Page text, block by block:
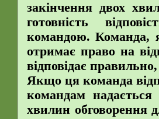
закінчення двох
готовність
командою. Команда,
отримає право на
відповідає
Якщо ця команда
командам
хвилин обговорення